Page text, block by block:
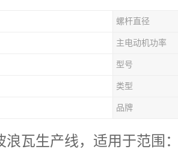
螺杆直径
主电动机功率
型号
类型
品牌
浪瓦生产线，适用于范围